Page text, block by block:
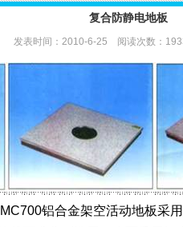
复合防静电地板
发表时间：2010-6-25 阅读次数：
铝合金架空活动地板采